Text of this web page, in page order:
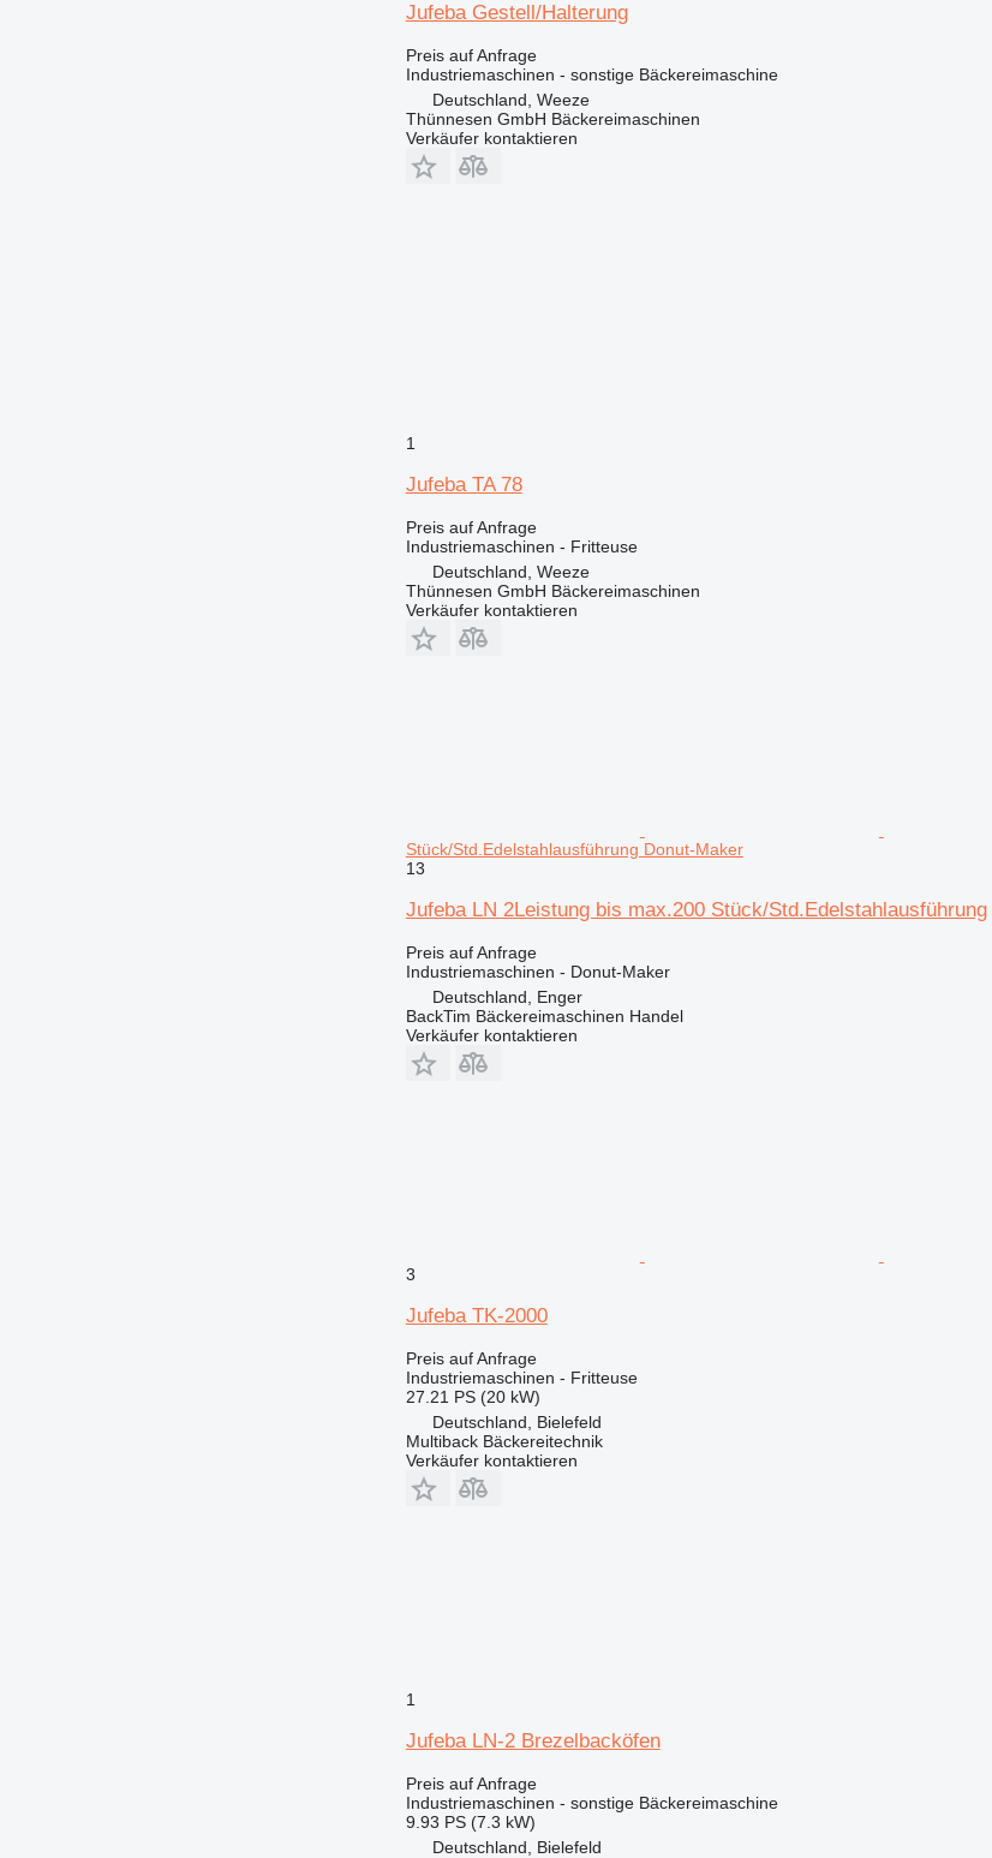
Jufeba Gestell/Halterung
Preis auf Anfrage
Industriemaschinen - sonstige Bäckereimaschine
Deutschland, Weeze
Thünnesen GmbH Bäckereimaschinen
Verkäufer kontaktieren
1
Jufeba TA 78
Preis auf Anfrage
Industriemaschinen - Fritteuse
Deutschland, Weeze
Thünnesen GmbH Bäckereimaschinen
Verkäufer kontaktieren
Stück/Std.Edelstahlausführung Donut-Maker
13
Jufeba LN 2Leistung bis max.200 Stück/Std.Edelstahlausführung
Preis auf Anfrage
Industriemaschinen - Donut-Maker
Deutschland, Enger
BackTim Bäckereimaschinen Handel
Verkäufer kontaktieren
3
Jufeba TK-2000
Preis auf Anfrage
Industriemaschinen - Fritteuse
27.21 PS (20 kW)
Deutschland, Bielefeld
Multiback Bäckereitechnik
Verkäufer kontaktieren
1
Jufeba LN-2 Brezelbacköfen
Preis auf Anfrage
Industriemaschinen - sonstige Bäckereimaschine
9.93 PS (7.3 kW)
Deutschland, Bielefeld